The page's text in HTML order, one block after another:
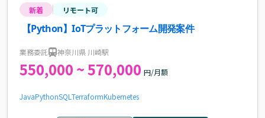
新着 リモート可
【Python】IoTプラットフォーム開発案件
業務委託 神奈川県 川崎駅
550,000 ~ 570,000 円/月額
JavaPythonSQL TerraformKubernetes